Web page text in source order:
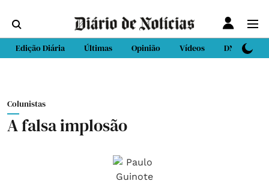
Edição Diária Últimas Opinião Vídeos DN Sport
Colunistas
A falsa implosão